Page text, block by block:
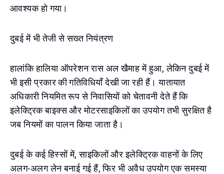
आवश्यक हो गया।
दुबई में भी तेजी से सख्त नियंत्रण
हालांकि हालिया ऑपरेशन रास अल खैमाह में हुआ, लेकिन दुबई में
भी इसी प्रकार की गतिविधियाँ देखी जा रही हैं। यातायात
अधिकारी नियमित रूप से निवासियों को चेतावनी देते हैं कि
इलेक्ट्रिक बाइक्स और मोटरसाइकिलों का उपयोग तभी सुरक्षित है
जब नियमों का पालन किया जाता है।
दुबई के कई हिस्सों में, साइकिलों और इलेक्ट्रिक वाहनों के लिए
अलग-अलग लेन बनाई गई हैं, फिर भी अवैध उपयोग एक समस्या